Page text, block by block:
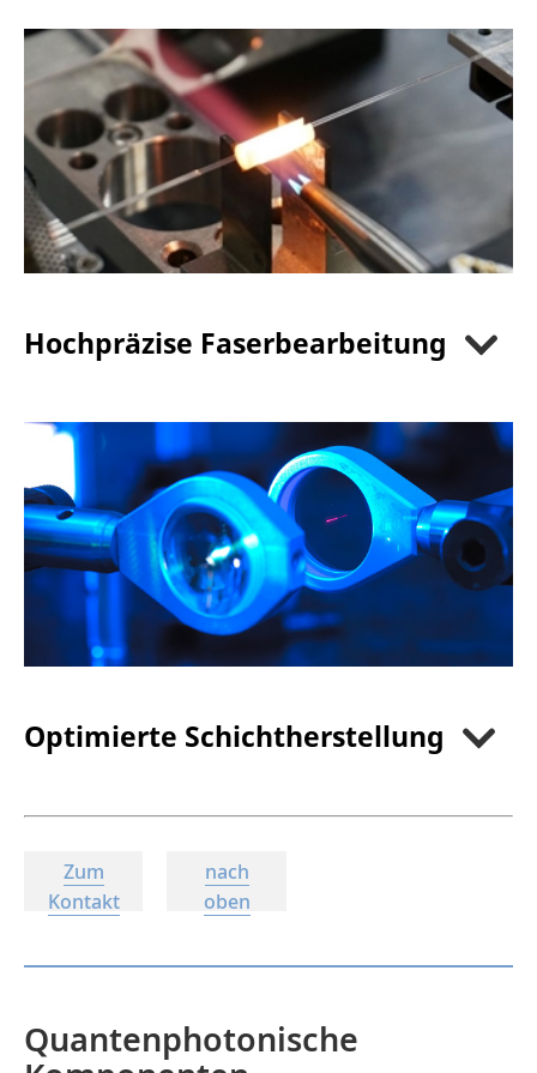
Hochpräzise Faserbearbeitung
Optimierte Schichtherstellung
Zum
Kontakt
nach
oben
Quantenphotonische